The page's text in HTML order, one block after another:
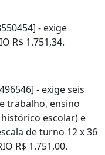
- exige
R$ 1.751,34.
- exige seis
trabalho, ensino
escolar) e
de turno 12 x 36
R$ 1.751,00.